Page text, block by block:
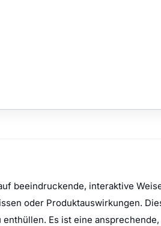
beeindruckende, interaktive
oder Produktauswirkungen.
Es ist eine